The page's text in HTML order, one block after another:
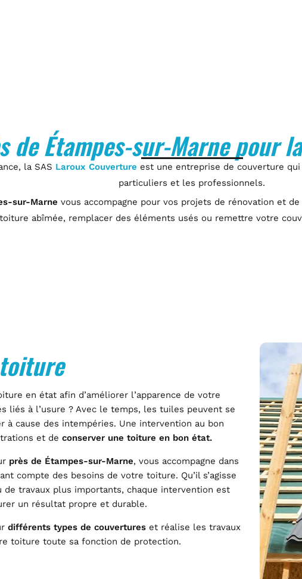
de Étampes-sur-Marne pour
la SAS Laroux Couverture est une entreprise de couverture
particuliers et les professionnels.
sur-Marne vous accompagne pour vos projets de rénovation et
toiture abîmée, remplacer des éléments usés ou remettre votre
en état afin d’améliorer l’apparence de votre
liés à l’usure ? Avec le temps, les tuiles peuvent se
à cause des intempéries. Une intervention au bon
et de conserver une toiture en bon état.
près de Étampes-sur-Marne, vous accompagne dans
compte des besoins de votre toiture. Qu’il s’agisse
de travaux plus importants, chaque intervention est
un résultat propre et durable.
différents types de couvertures et réalise les travaux
toiture toute sa fonction de protection.